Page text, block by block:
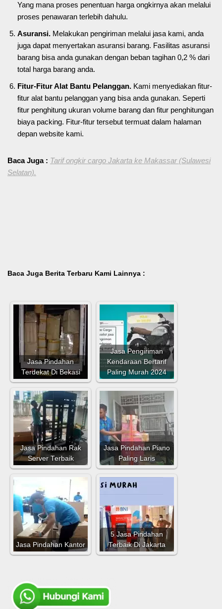
Yang mana proses penentuan harga ongkirnya akan melalui
proses penawaran terlebih dahulu.
Asuransi. Melakukan pengiriman melalui jasa kami, anda
juga dapat menyertakan asuransi barang. Fasilitas asuransi
barang bisa anda gunakan dengan beban tagihan 0,2 % dari
total harga barang anda.
Fitur-Fitur Alat Bantu Pelanggan. Kami menyediakan fitur-
fitur alat bantu pelanggan yang bisa anda gunakan. Seperti
fitur penghitung ukuran volume barang dan fitur penghitungan
biaya packing. Fitur-fitur tersebut termuat dalam halaman
depan website kami.
Baca Juga : Tarif ongkir cargo Jakarta ke Makassar (Sulawesi
Selatan).
Baca Juga Berita Terbaru Kami Lainnya :
Jasa Pindahan
Terdekat Di Bekasi
Jasa Pengiriman
Kendaraan Bertarif
Paling Murah 2024
Jasa Pindahan Rak
Server Terbaik
Jasa Pindahan Piano
Paling Laris
Jasa Pindahan Kantor
5 Jasa Pindahan
Terbaik Di Jakarta